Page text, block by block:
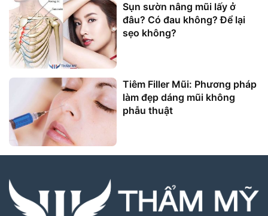
Sụn sườn nâng mũi lấy ở
đâu? Có đau không? Để lại
sẹo không?
Tiêm Filler Mũi: Phương pháp
làm đẹp dáng mũi không
phẫu thuật